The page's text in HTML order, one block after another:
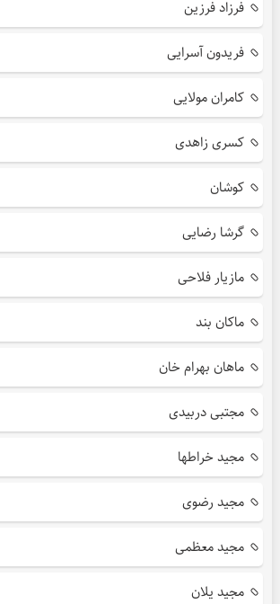
فرزاد فرزین
فریدون آسرایی
کامران مولایی
کسری زاهدی
کوشان
گرشا رضایی
مازیار فلاحی
ماکان بند
ماهان بهرام خان
مجتبی دربیدی
مجید خراطها
مجید رضوی
مجید معظمی
مجید یلان